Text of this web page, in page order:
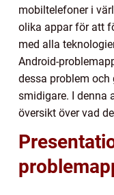
mobiltelefoner i
olika appar för att
med alla
Android-
dessa problem och
smidigare. I denna
översikt över vad